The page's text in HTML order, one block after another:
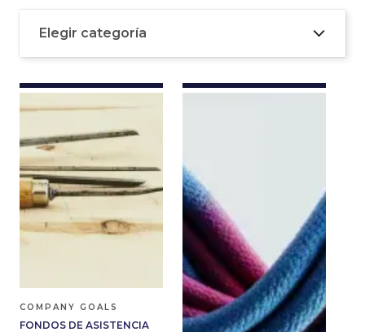
Elegir categoría
COMPANY GOALS
FONDOS DE ASISTENCIA